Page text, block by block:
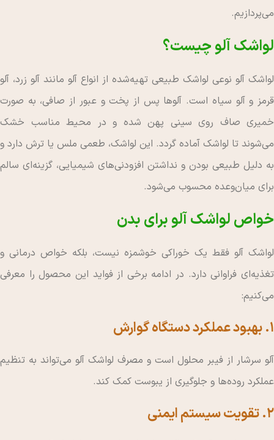
می‌پردازیم.
لواشک آلو چیست؟
لواشک آلو نوعی لواشک طبیعی تهیه‌شده از انواع آلو مانند آلو زرد، آلو
قرمز و آلو سیاه است. آلوها پس از پخت و عبور از صافی، به صورت
خمیری صاف روی سینی پهن شده و در محیط مناسب خشک
می‌شوند تا لواشک آماده گردد. این لواشک، طعمی ملس یا ترش دارد و
به دلیل طبیعی بودن و نداشتن افزودنی‌های شیمیایی، گزینه‌ای سالم
برای میان‌وعده محسوب می‌شود.
خواص لواشک آلو برای بدن
لواشک آلو فقط یک خوراکی خوشمزه نیست، بلکه خواص درمانی و
تغذیه‌ای فراوانی دارد. در ادامه برخی از فواید این محصول را معرفی
می‌کنیم:
۱. بهبود عملکرد دستگاه گوارش
آلو سرشار از فیبر محلول است و مصرف لواشک آلو می‌تواند به تنظیم
عملکرد روده‌ها و جلوگیری از یبوست کمک کند.
۲. تقویت سیستم ایمنی